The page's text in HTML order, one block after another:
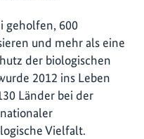
geholfen, 600
und mehr als eine
der biologischen
2012 ins Leben
Länder bei der
Vielfalt.